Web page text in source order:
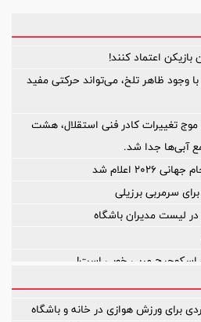
با وجود ظاهر تلخ، می‌تواند حرکتی مفید
تغییرات کادر فنی استقلال، هشت
آبی‌ها جدا شد.
اعلام شد
سرمربی برزیلی
لیست مدیران باشگاه
اسکوچیچ مربی خوبی است!
است؟
شد؛برای ورزش هوازی در خانه و باشگاه